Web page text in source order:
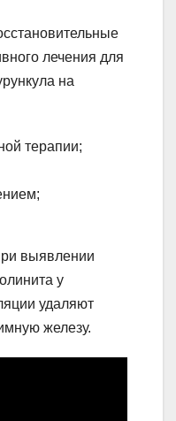
лечения для
на
терапии;
выявлении
у
удаляют
железу.